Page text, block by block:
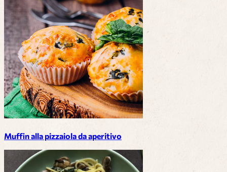
Muffin alla pizzaiola da aperitivo